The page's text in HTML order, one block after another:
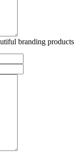
branding products